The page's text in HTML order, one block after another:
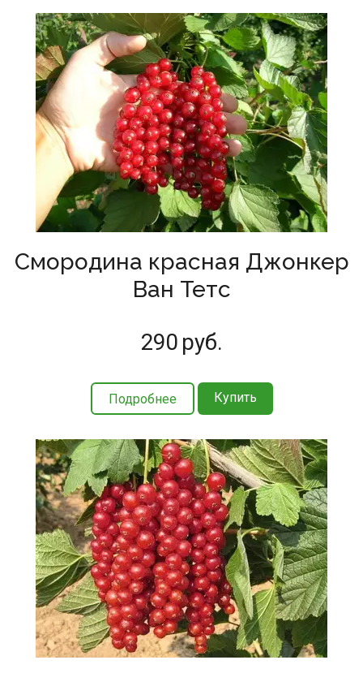
Смородина красная Джонкер
Ван Тетс
290 руб.
Подробнее Купить